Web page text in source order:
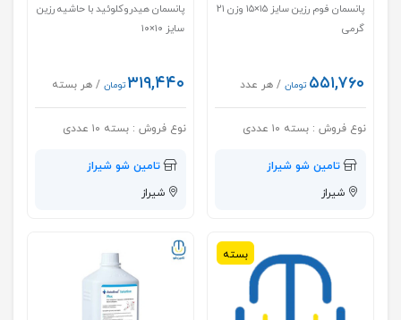
پانسمان فوم رزین سایز ۱۵×۱۵ وزن ۲۱
گرمی
۵۵۱,۷۶۰ تومان / هر عدد
نوع فروش : بسته ۱۰ عددی
تامین شو شیراز
شیراز
پانسمان هیدروکلوئید با حاشیه رزین
سایز ۱۰×۱۰
۳۱۹,۴۴۰تومان / هر بسته
نوع فروش : بسته ۱۰ عددی
تامین شو شیراز
شیراز
بسته